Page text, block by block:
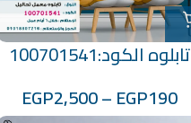
تابلوه الكود:100701541
EGP190
–
EGP2,500